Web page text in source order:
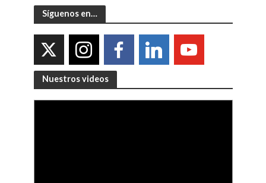
Síguenos en…
Nuestros videos